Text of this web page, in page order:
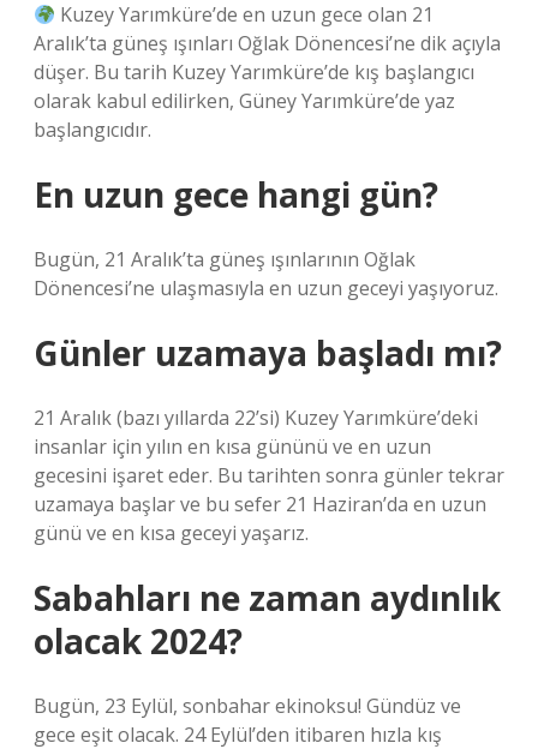
Kuzey Yarımküre’de en uzun gece olan 21
Aralık’ta güneş ışınları Oğlak Dönencesi’ne dik açıyla
düşer. Bu tarih Kuzey Yarımküre’de kış başlangıcı
olarak kabul edilirken, Güney Yarımküre’de yaz
başlangıcıdır.
En uzun gece hangi gün?
Bugün, 21 Aralık’ta güneş ışınlarının Oğlak
Dönencesi’ne ulaşmasıyla en uzun geceyi yaşıyoruz.
Günler uzamaya başladı mı?
21 Aralık (bazı yıllarda 22’si) Kuzey Yarımküre’deki
insanlar için yılın en kısa gününü ve en uzun
gecesini işaret eder. Bu tarihten sonra günler tekrar
uzamaya başlar ve bu sefer 21 Haziran’da en uzun
günü ve en kısa geceyi yaşarız.
Sabahları ne zaman aydınlık
olacak 2024?
Bugün, 23 Eylül, sonbahar ekinoksu! Gündüz ve
gece eşit olacak. 24 Eylül’den itibaren hızla kış